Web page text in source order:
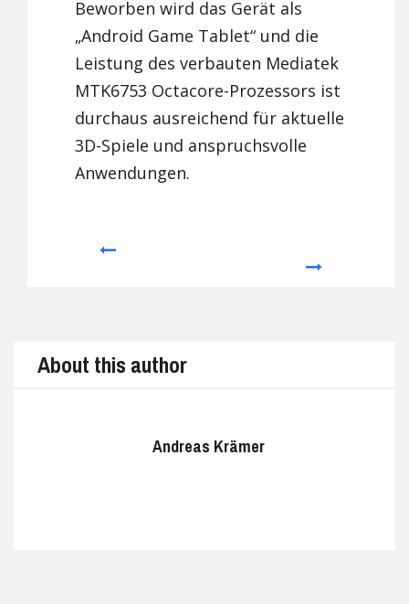
Beworben wird das Gerät als
„Android Game Tablet“ und die
Leistung des verbauten Mediatek
MTK6753 Octacore-Prozessors ist
durchaus ausreichend für aktuelle
3D-Spiele und anspruchsvolle
Anwendungen.
About this author
Andreas Krämer